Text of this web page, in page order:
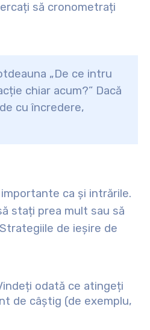
să cronometrați
„De ce intru
chiar acum?” Dacă
cu încredere,
ca și intrările.
stați prea mult sau să
de ieșire de
odată ce atingeți
de câștig (de exemplu,